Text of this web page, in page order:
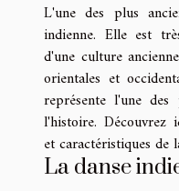
L'une des plus
indienne. Elle est
d'une culture
orientales et
représente l'une
l'histoire. Découvrez
et caractéristiques de
La danse